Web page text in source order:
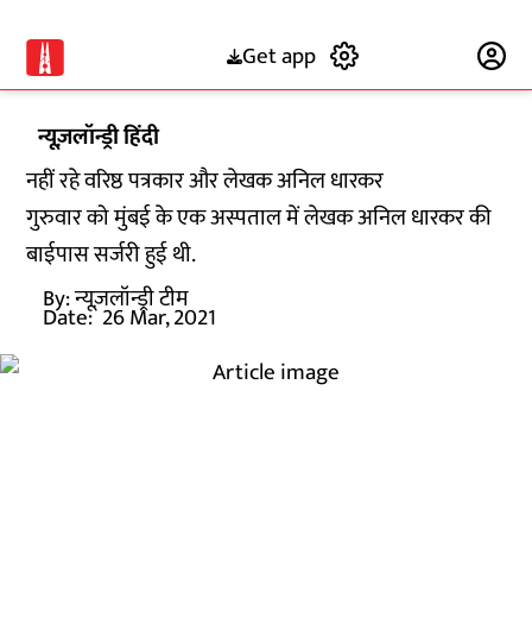
Get app
न्यूज़लॉन्ड्री हिंदी
नहीं रहे वरिष्ठ पत्रकार और लेखक अनिल धारकर
गुरुवार को मुंबई के एक अस्पताल में लेखक अनिल धारकर की
बाईपास सर्जरी हुई थी.
By:न्यूज़लॉन्ड्री टीम
Date: 26 Mar, 2021